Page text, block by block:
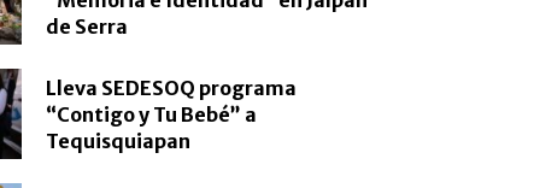
de Serra
Lleva SEDESOQ programa
“Contigo y Tu Bebé” a
Tequisquiapan